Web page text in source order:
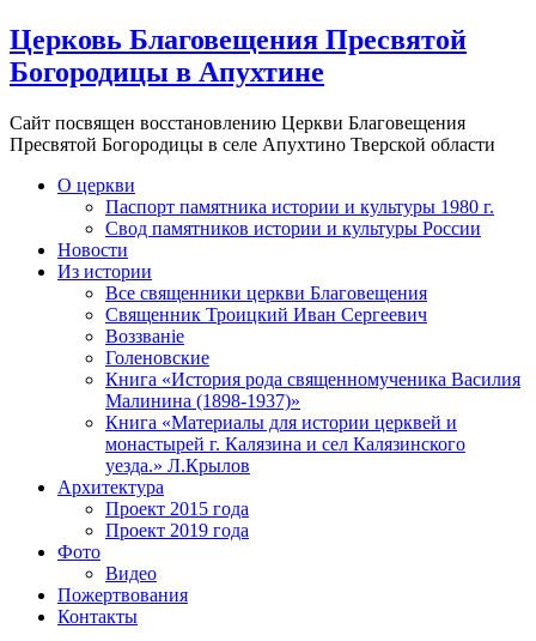
Церковь Благовещения Пресвятой
Богородицы в Апухтине
Сайт посвящен восстановлению Церкви Благовещения
Пресвятой Богородицы в селе Апухтино Тверской области
О церкви
Паспорт памятника истории и культуры 1980 г.
Свод памятников истории и культуры России
Новости
Из истории
Все священники церкви Благовещения
Священник Троицкий Иван Сергеевич
Воззванiе
Голеновские
Книга «История рода священномученика Василия
Малинина (1898-1937)»
Книга «Материалы для истории церквей и
монастырей г. Калязина и сел Калязинского
уезда.» Л.Крылов
Архитектура
Проект 2015 года
Проект 2019 года
Фото
Видео
Пожертвования
Контакты